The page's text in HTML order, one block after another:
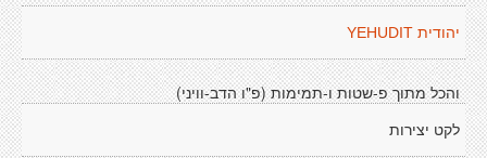
יהודית YEHUDIT
והכל מתוך פ-שטות ו-תמימות (פ"ו הדב-וויני)
לקט יצירות